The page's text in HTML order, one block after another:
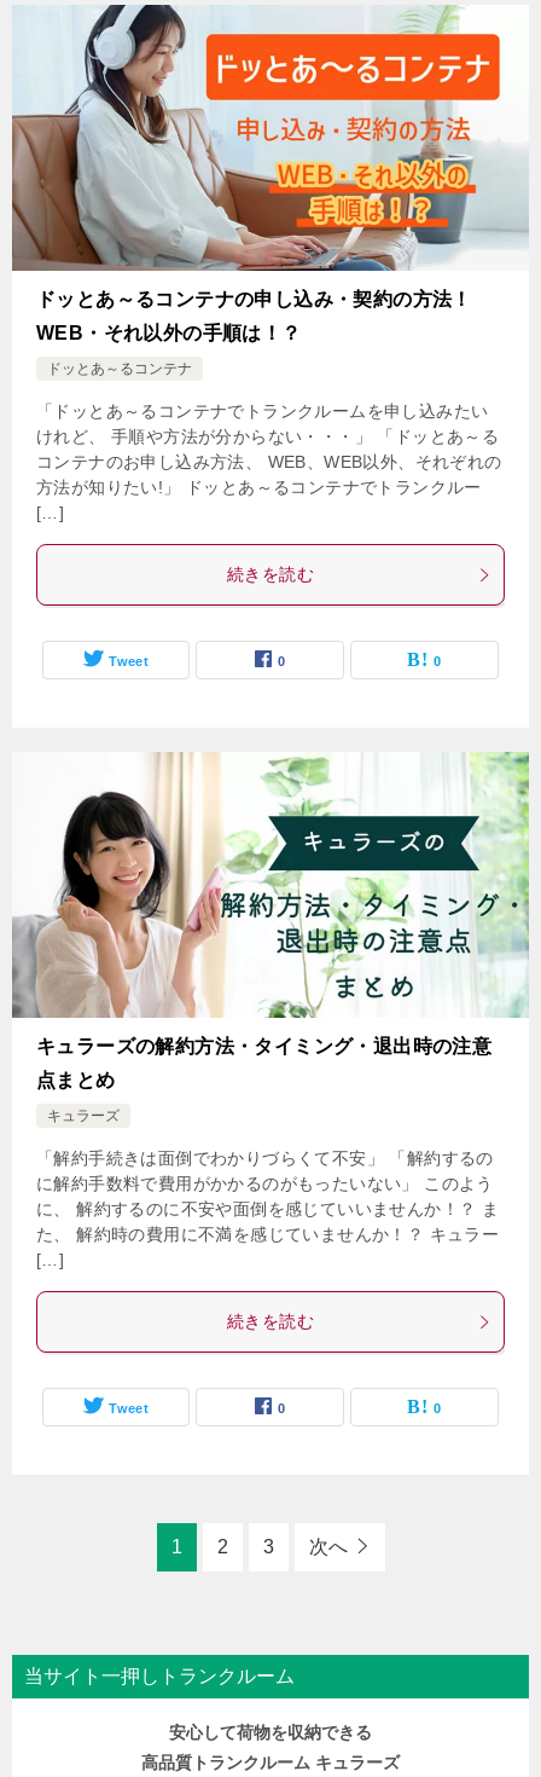
ドッとあ～るコンテナの申し込み・契約の方法！
WEB・それ以外の手順は！？
ドッとあ～るコンテナ
「ドッとあ～るコンテナでトランクルームを申し込みたい
けれど、 手順や方法が分からない・・・」 「ドッとあ～る
コンテナのお申し込み方法、 WEB、WEB以外、それぞれの
方法が知りたい!」 ドッとあ～るコンテナでトランクルー
[…]
続きを読む
Tweet 0 0
キュラーズの解約方法・タイミング・退出時の注意
点まとめ
キュラーズ
「解約手続きは面倒でわかりづらくて不安」 「解約するの
に解約手数料で費用がかかるのがもったいない」 このよう
に、 解約するのに不安や面倒を感じていいませんか！？ ま
た、 解約時の費用に不満を感じていませんか！？ キュラー
[…]
続きを読む
Tweet 0 0
1 2 3 次へ
当サイト一押しトランクルーム
安心して荷物を収納できる
高品質トランクルーム キュラーズ